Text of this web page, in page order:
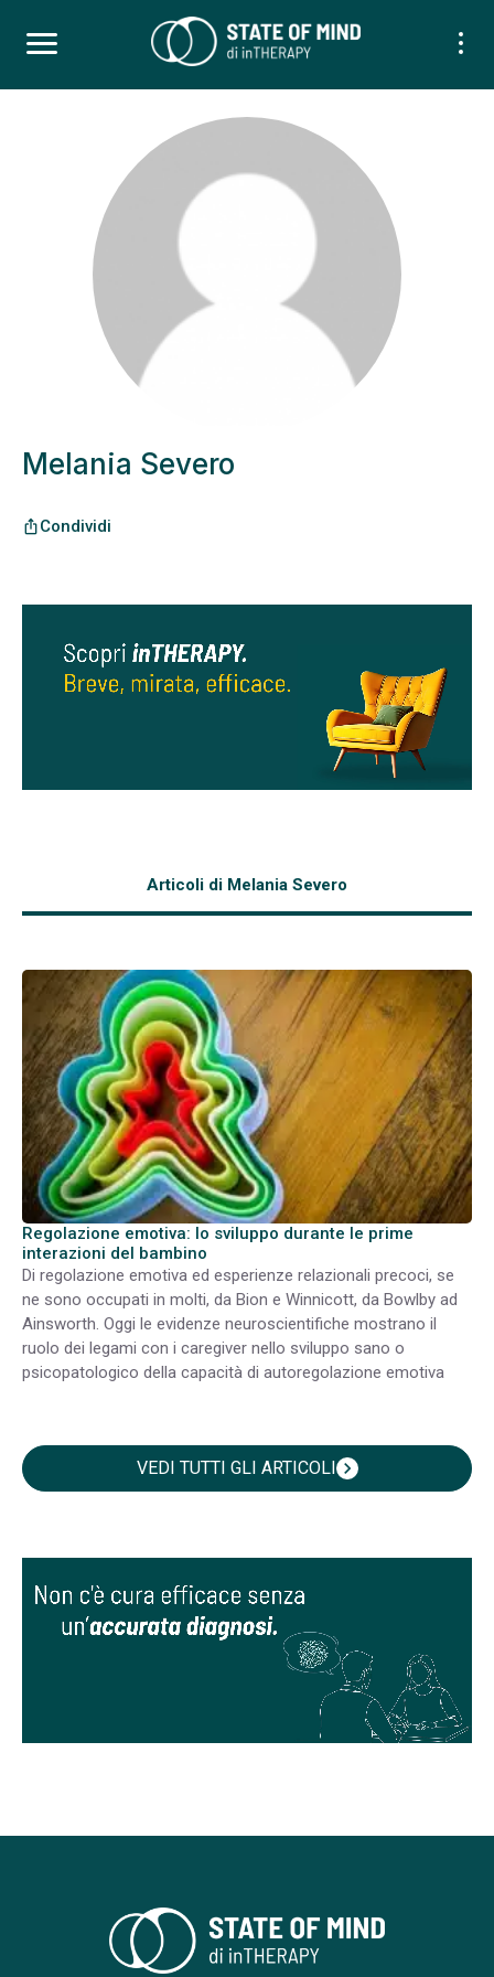
Melania Severo
ios_shareCondividi
Articoli di Melania Severo
Regolazione emotiva: lo sviluppo durante le prime
interazioni del bambino
Di regolazione emotiva ed esperienze relazionali precoci, se
ne sono occupati in molti, da Bion e Winnicott, da Bowlby ad
Ainsworth. Oggi le evidenze neuroscientifiche mostrano il
ruolo dei legami con i caregiver nello sviluppo sano o
psicopatologico della capacità di autoregolazione emotiva
VEDI TUTTI GLI ARTICOLIchevron_right